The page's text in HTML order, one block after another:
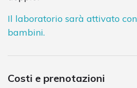
Il laboratorio sarà attivato
bambini.
Costi e prenotazioni